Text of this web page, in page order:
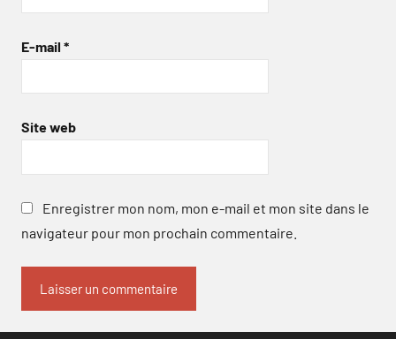
E-mail *
Site web
Enregistrer mon nom, mon e-mail et mon site dans le
navigateur pour mon prochain commentaire.